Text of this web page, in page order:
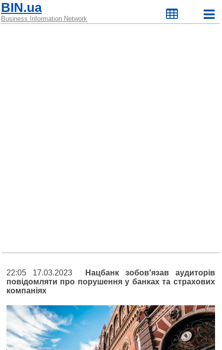
BIN.ua
Business Information Network
22:05 17.03.2023
Нацбанк зобов'язав аудиторів
повідомляти про порушення у банках та страхових
компаніях